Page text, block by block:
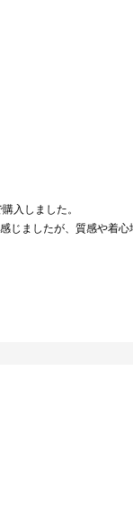
入しました。
ましたが、質感や着心